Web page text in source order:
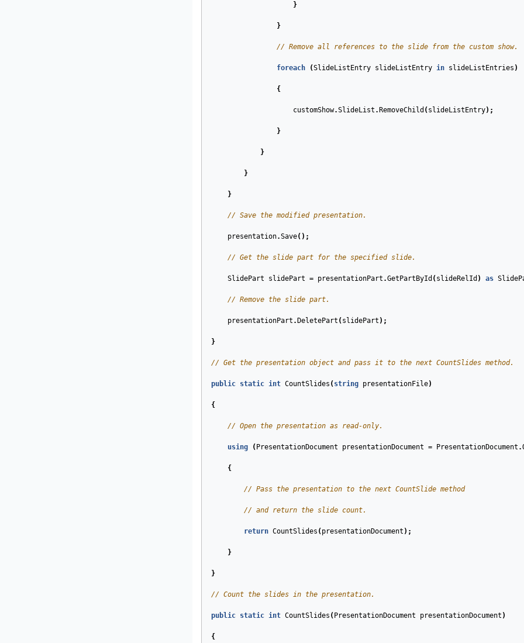
}
}
// Remove all references to the slide from the custom show.
foreach (SlideListEntry slideListEntry in slideListEntries )
{
customShow.SlideList . RemoveChild ( slideListEntry);
}
}
}
}
// Save the modified presentation.
presentation.Save();
// Get the slide part for the specified slide.
SlidePart slidePart = presentationPart .GetPartById ( slideRelId ) as
// Remove the slide part.
presentationPart . DeletePart ( slidePart );
}
// Get the presentation object and pass it to the next CountSlides method.
public static int CountSlides ( string presentationFile)
{
// Open the presentation as read-only.
using ( PresentationDocument presentationDocument = PresentationDocument .
{
// Pass the presentation to the next CountSlide method
// and return the slide count.
return CountSlides ( presentationDocument );
}
}
// Count the slides in the presentation.
public static int CountSlides ( PresentationDocument presentationDocument )
{